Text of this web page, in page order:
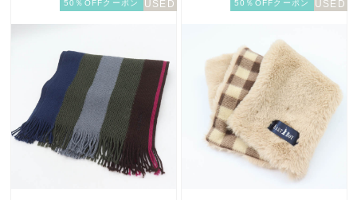
50％OFFクーポン 50％OFFクーポン